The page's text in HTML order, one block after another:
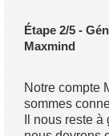
Étape 2/5 -
Maxmind
Notre compte
sommes
Il nous reste